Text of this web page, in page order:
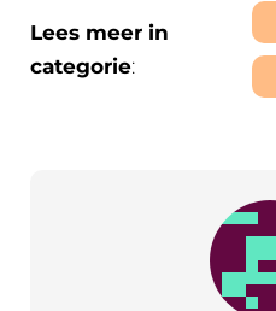
Lees meer in
categorie: